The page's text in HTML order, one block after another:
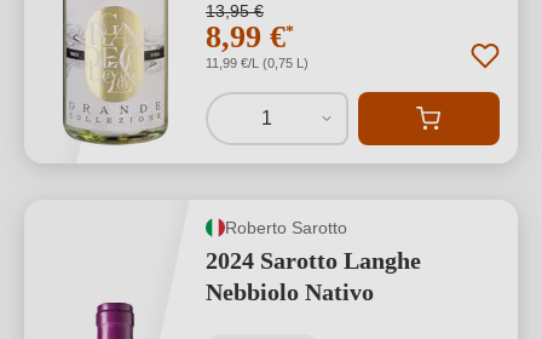
13,95 €
8,99 €*
11,99 €/L (0,75 L)
1
Roberto Sarotto
2024 Sarotto Langhe
Nebbiolo Nativo